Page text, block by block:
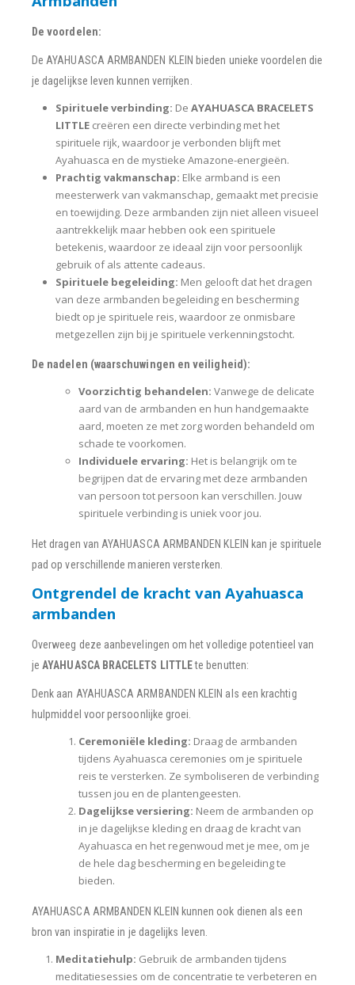
De voordelen:
De AYAHUASCA ARMBANDEN KLEIN bieden unieke voordelen die
je dagelijkse leven kunnen verrijken.
Spirituele verbinding: De AYAHUASCA BRACELETS
LITTLEcreëren een directe verbinding met het
spirituele rijk, waardoor je verbonden blijft met
Ayahuasca en de mystieke Amazone-energieën.
Prachtig vakmanschap: Elke armband is een
meesterwerk van vakmanschap, gemaakt met precisie
en toewijding. Deze armbanden zijn niet alleen visueel
aantrekkelijk maar hebben ook een spirituele
betekenis, waardoor ze ideaal zijn voor persoonlijk
gebruik of als attente cadeaus.
Spirituele begeleiding: Men gelooft dat het dragen
van deze armbanden begeleiding en bescherming
biedt op je spirituele reis, waardoor ze onmisbare
metgezellen zijn bij je spirituele verkenningstocht.
De nadelen (waarschuwingen en veiligheid):
Voorzichtig behandelen: Vanwege de delicate
aard van de armbanden en hun handgemaakte
aard, moeten ze met zorg worden behandeld om
schade te voorkomen.
Individuele ervaring: Het is belangrijk om te
begrijpen dat de ervaring met deze armbanden
van persoon tot persoon kan verschillen. Jouw
spirituele verbinding is uniek voor jou.
Het dragen van AYAHUASCA ARMBANDEN KLEIN kan je spirituele
pad op verschillende manieren versterken.
Ontgrendel de kracht van Ayahuasca
armbanden
Overweeg deze aanbevelingen om het volledige potentieel van
jeAYAHUASCA BRACELETS LITTLEte benutten:
Denk aan AYAHUASCA ARMBANDEN KLEIN als een krachtig
hulpmiddel voor persoonlijke groei.
Ceremoniële kleding: Draag de armbanden
tijdens Ayahuasca ceremonies om je spirituele
reis te versterken. Ze symboliseren de verbinding
tussen jou en de plantengeesten.
Dagelijkse versiering: Neem de armbanden op
in je dagelijkse kleding en draag de kracht van
Ayahuasca en het regenwoud met je mee, om je
de hele dag bescherming en begeleiding te
bieden.
AYAHUASCA ARMBANDEN KLEIN kunnen ook dienen als een
bron van inspiratie in je dagelijks leven.
Meditatiehulp: Gebruik de armbanden tijdens
meditatiesessies om de concentratie te verbeteren en